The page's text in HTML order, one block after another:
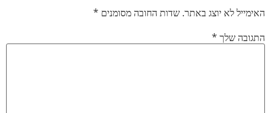
האימייל לא יוצג באתר. שדות החובה מסומנים *
התגובה שלך *